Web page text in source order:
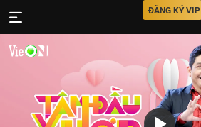
ĐĂNG KÝ VIP